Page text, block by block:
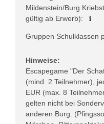
Mildenstein/Burg
gültig ab Erwerb):
i
Gruppen Schulklassen
Hinweise:
Escapegame "Der
(mind. 2 Teilnehmer),
EUR (max. 8
gelten nicht bei
anderen Burg.